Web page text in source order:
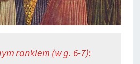
rankiem (w g. 6-7):